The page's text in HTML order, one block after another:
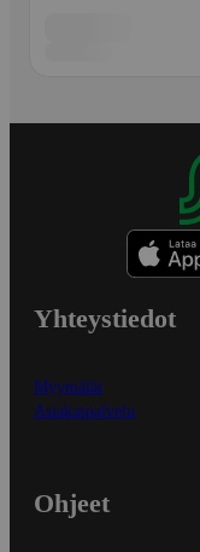
Yhteystiedot
Myymälät
Asiakaspalvelu
Ohjeet